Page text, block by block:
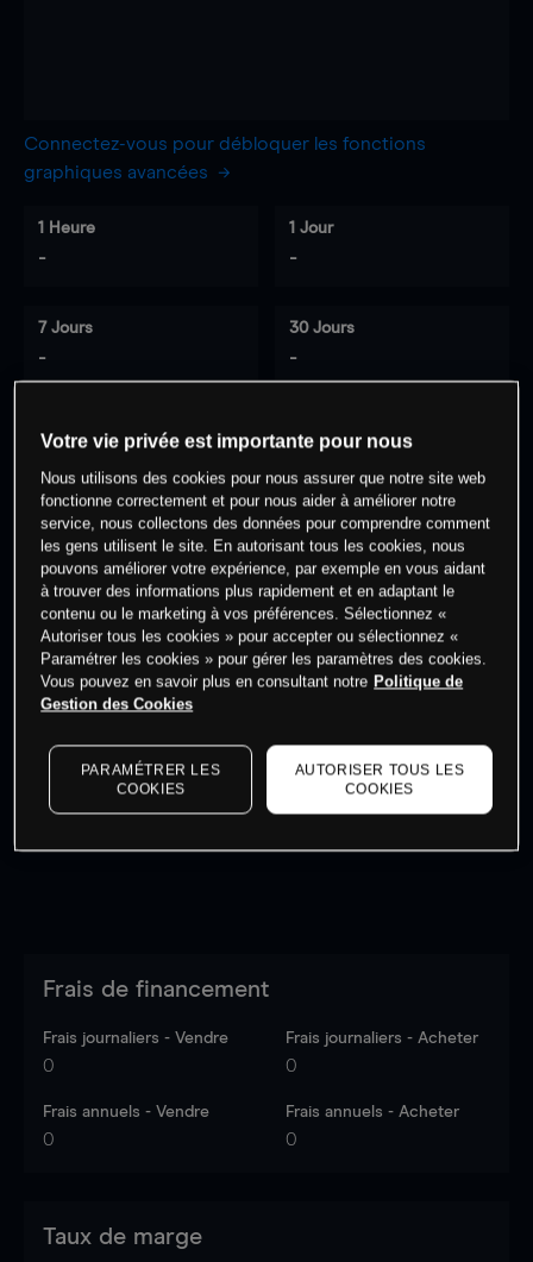
Connectez-vous pour débloquer les fonctions
graphiques avancées
1 Heure
-
1 Jour
-
7 Jours
-
30 Jours
-
cet actif
Commencez à trader
dernières données du marché.
market data
Frais de financement
Frais journaliers - Vendre
0
Frais journaliers - Acheter
0
Frais annuels - Vendre
0
Frais annuels - Acheter
0
Taux de marge
Votre vie privée est importante pour nous
Nous utilisons des cookies pour nous assurer que notre site web
fonctionne correctement et pour nous aider à améliorer notre
service, nous collectons des données pour comprendre comment
les gens utilisent le site. En autorisant tous les cookies, nous
pouvons améliorer votre expérience, par exemple en vous aidant
à trouver des informations plus rapidement et en adaptant le
contenu ou le marketing à vos préférences. Sélectionnez «
Autoriser tous les cookies » pour accepter ou sélectionnez «
Paramétrer les cookies » pour gérer les paramètres des cookies.
Vous pouvez en savoir plus en consultant notre Politique de
Gestion des Cookies
PARAMÉTRER LES
COOKIES
AUTORISER TOUS LES
COOKIES